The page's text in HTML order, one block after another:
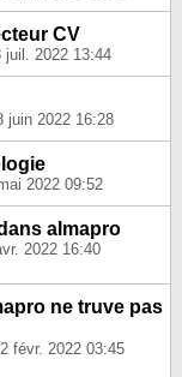
CV
juil. 2022 13:44
juin 2022 16:28
2022 09:52
almapro
2022 16:40
ne truve pas
févr. 2022 03:45